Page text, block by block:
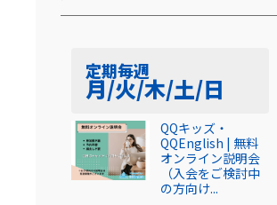
定期毎週
月/火/木/土/日
QQキッズ・
QQEnglish | 無料
オンライン説明会
（入会をご検討中
の方向け...